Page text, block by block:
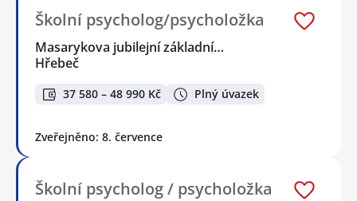
Školní psycholog/psycholožka
Masarykova jubilejní základní…
Hřebeč
37 580 – 48 990 Kč Plný úvazek
Zveřejněno: 8. července
Školní psycholog / psycholožka